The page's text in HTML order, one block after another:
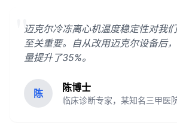
"
迈克尔冷冻离心机温度稳定性对我
至关重要。自从改用迈克尔设备后
量提升了35%。
陈 陈博士
临床诊断专家，某知名三甲医